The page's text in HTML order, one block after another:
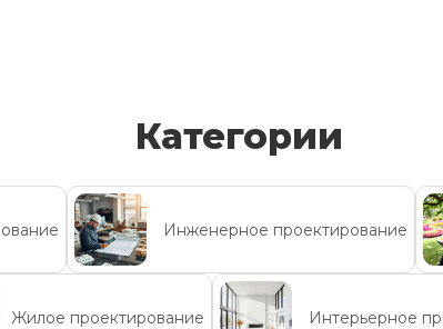
Категории
Инженерное проектирование
Жилое проектирование Интерьерное